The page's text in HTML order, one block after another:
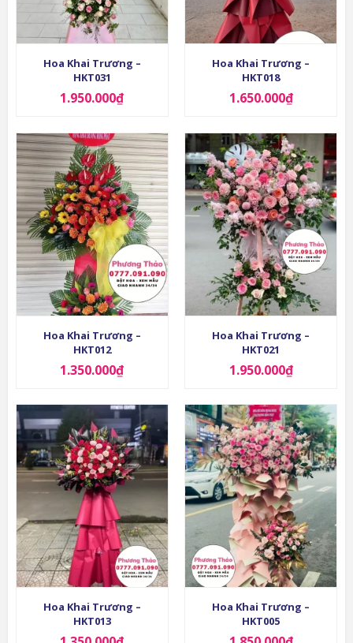
Hoa Khai Trương –
HKT031
1.950.000₫
Hoa Khai Trương –
HKT018
1.650.000₫
Hoa Khai Trương –
HKT012
1.350.000₫
Hoa Khai Trương –
HKT021
1.950.000₫
Hoa Khai Trương –
HKT013
Hoa Khai Trương –
HKT005